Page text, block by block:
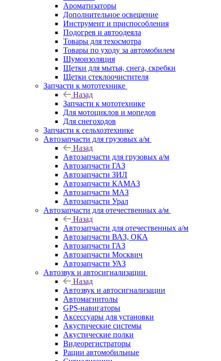
Ароматизаторы
Дополнительное освещение
Инструмент и приспособления
Подогрев и автоодеяла
Товары для техосмотра
Товары по уходу за автомобилем
Шумоизоляция
Щетки для мытья, снега, скребки
Щетки стеклоочистителя
Запчасти к мототехнике
Назад
Запчасти к мототехнике
Для мотоциклов и мопедов
Для снегоходов
Запчасти к сельхозтехнике
Автозапчасти для грузовых а/м
Назад
Автозапчасти для грузовых а/м
Автозапчасти ГАЗ
Автозапчасти ЗИЛ
Автозапчасти КАМАЗ
Автозапчасти МАЗ
Автозапчасти Урал
Автозапчасти для отечественных а/м
Назад
Автозапчасти для отечественных а/м
Автозапчасти ВАЗ, ОКА
Автозапчасти ГАЗ
Автозапчасти Москвич
Автозапчасти УАЗ
Автозвук и автосигнализации
Назад
Автозвук и автосигнализации
Автомагнитолы
GPS-навигаторы
Аксессуары для установки
Акустические системы
Акустические полки
Видеорегистраторы
Рации автомобильные